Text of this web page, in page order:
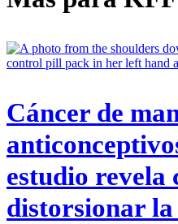
Cáncer de
estudio revela
distorsionar la